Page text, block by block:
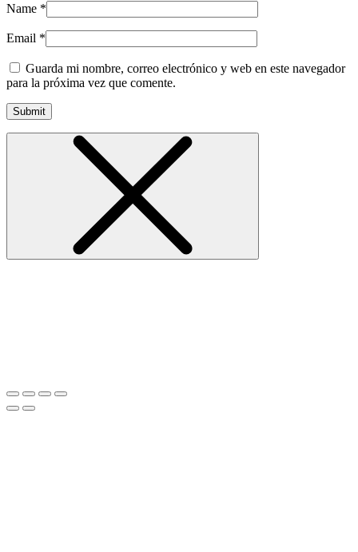
Name *
Email *
Guarda mi nombre, correo electrónico y web en este navegador
para la próxima vez que comente.